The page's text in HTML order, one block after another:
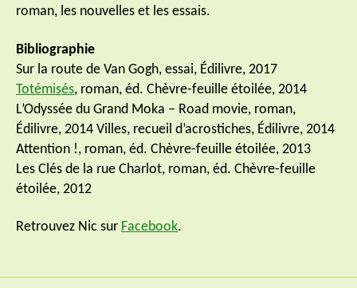
roman, les nouvelles et les essais.
Bibliographie
Sur la route de Van Gogh, essai, Édilivre, 2017
Totémisés, roman, éd. Chèvre-feuille étoilée, 2014
L’Odyssée du Grand Moka – Road movie, roman,
Édilivre, 2014 Villes, recueil d’acrostiches, Édilivre, 2014
Attention !, roman, éd. Chèvre-feuille étoilée, 2013
Les Clés de la rue Charlot, roman, éd. Chèvre-feuille
étoilée, 2012
Retrouvez Nic sur Facebook.